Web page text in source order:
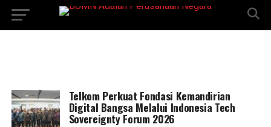
Telkom Perkuat Fondasi Kemandirian
Digital Bangsa Melalui Indonesia Tech
Sovereignty Forum 2026